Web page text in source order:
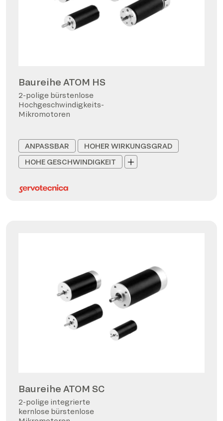
Baureihe ATOM HS
2-polige bürstenlose
Hochgeschwindigkeits-
Mikromotoren
ANPASSBAR
HOHER WIRKUNGSGRAD
HOHE GESCHWINDIGKEIT
Baureihe ATOM SC
2-polige integrierte
kernlose bürstenlose